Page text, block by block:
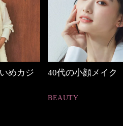
働く女性のバッグ
FASHION